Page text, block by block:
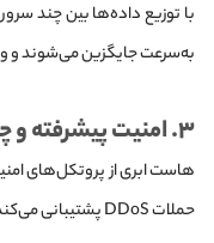
با توزیع داده‌ها بین چند
به‌سرعت جایگزین می‌شوند
۳. امنیت پیشرفته و چند لایه
هاست ابری از پروتکل‌های
حملات DDoS پشتیبانی می‌کند و امنیت سایت را تا حد زیادی افزایش می‌دهد.